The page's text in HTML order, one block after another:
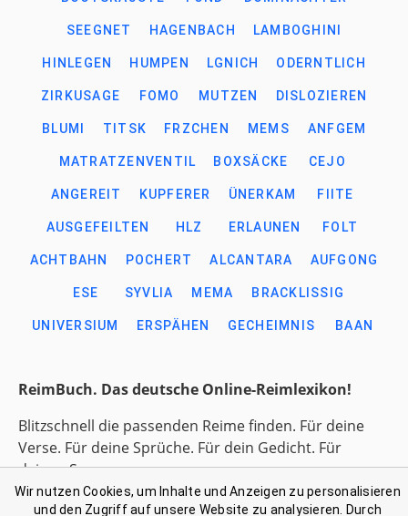
SEEGNET HAGENBACH LAMBOGHINI
HINLEGEN HUMPEN LGNICH ODERNTLICH
ZIRKUSAGE FOMO MUTZEN DISLOZIEREN
BLUMI TITSK FRZCHEN MEMS ANFGEM
MATRATZENVENTIL BOXSÄCKE CEJO
ANGEREIT KUPFERER ÜNERKAM FIITE
AUSGEFEILTEN HLZ ERLAUNEN FOLT
ACHTBAHN POCHERT ALCANTARA AUFGONG
ESE SYVLIA MEMA BRACKLISSIG
UNIVERSIUM ERSPÄHEN GECHEIMNIS BAAN
ReimBuch. Das deutsche Online-Reimlexikon!
Blitzschnell die passenden Reime finden. Für deine
Verse. Für deine Sprüche. Für dein Gedicht. Für
deinen Song.
Wir nutzen Cookies, um Inhalte und Anzeigen zu personalisieren
und den Zugriff auf unsere Website zu analysieren. Durch